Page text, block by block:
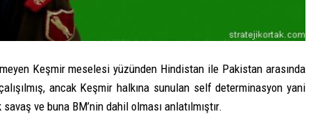
Keşmir meselesi yüzünden Hindistan ile Pakistan arasında
ancak Keşmir halkına sunulan self determinasyon yani
ve buna BM’nin dahil olması anlatılmıştır.